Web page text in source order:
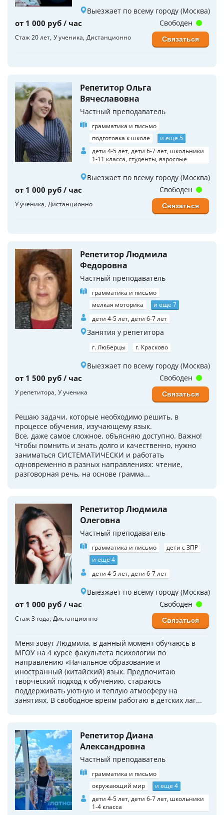
Выезжает по всему городу (Москва)
от 1 000 руб / час
Стаж 20 лет У ученика Дистанционно
Свободен
Связаться
Репетитор Ольга
Вячеславовна
Частный преподаватель
грамматика и письмо
подготовка к школе
и еще 5
дети 4-5 лет, дети 6-7 лет, школьники
1-11 класса, студенты, взрослые
Выезжает по всему городу (Москва)
от 1 000 руб / час
У ученика Дистанционно
Свободен
Связаться
Репетитор Людмила
Федоровна
Частный преподаватель
грамматика и письмо
мелкая моторика
и еще 7
дети 4-5 лет, дети 6-7 лет
Занятия у репетитора
г. Люберцы г. Красково
Выезжает по всему городу (Москва)
от 1 500 руб / час
У репетитора У ученика
Решаю задачи, которые необходимо решить, в
процессе обучения, изучающему язык.
Все, даже самое сложное, объясняю доступно. Важно!
Чтобы помнить и знать долго и качественно, нужно
заниматься СИСТЕМАТИЧЕСКИ и работать
одновременно в разных направлениях: чтение,
разговорная речь, на основе грамма...
Свободен
Связаться
Репетитор Людмила
Олеговна
Частный преподаватель
грамматика и письмо
дети с ЗПР
и еще 4
дети 4-5 лет, дети 6-7 лет
Выезжает по всему городу (Москва)
от 1 000 руб / час
Стаж 3 года Дистанционно
Меня зовут Людмила, в данный момент обучаюсь в
МГОУ на 4 курсе факультета психологии по
направлению «Начальное образование и
иностранный (китайский) язык. Предпочитаю
творческий подход к обучению, стараюсь
поддерживать уютную и теплую атмосферу на
занятиях. В свободное вреям работаю в детских лаг...
Свободен
Связаться
Репетитор Диана
Александровна
Частный преподаватель
грамматика и письмо
окружающий мир
и еще 4
дети 4-5 лет, дети 6-7 лет, школьники
1-4 класса